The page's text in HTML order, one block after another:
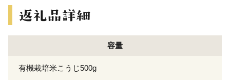
容量
有機栽培米こうじ500g